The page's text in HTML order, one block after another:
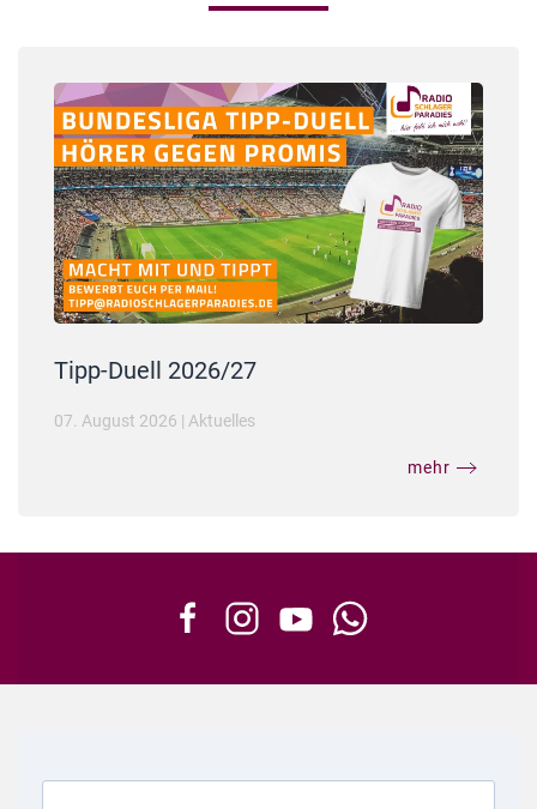
Tipp-Duell 2026/27
07. August 2026 | Aktuelles
mehr